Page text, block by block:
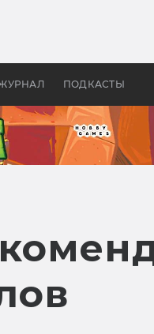
ПОДКАСТЫ
«Властелина колец»